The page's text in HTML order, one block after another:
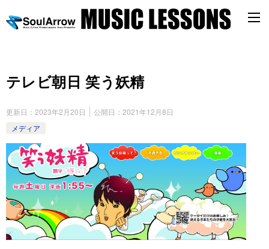
テレビ朝日 笑う妖精
更新日： 2023年2月20日 公開日： 2021年12月8日
メディア